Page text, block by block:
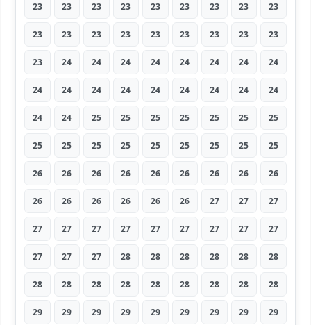
23 23 23 23 23 23 23 23 23
23 23 23 23 23 23 23 23 23
23 24 24 24 24 24 24 24 24
24 24 24 24 24 24 24 24 24
24 24 25 25 25 25 25 25 25
25 25 25 25 25 25 25 25 25
26 26 26 26 26 26 26 26 26
26 26 26 26 26 26 27 27 27
27 27 27 27 27 27 27 27 27
27 27 27 28 28 28 28 28 28
28 28 28 28 28 28 28 28 28
29 29 29 29 29 29 29 29 29